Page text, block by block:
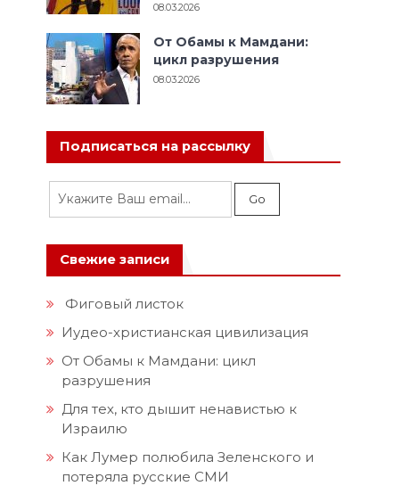
08.03.2026
От Обамы к Мамдани:
цикл разрушения
08.03.2026
Подписаться на рассылку
Свежие записи
Фиговый листок
Иудео-христианская цивилизация
От Обамы к Мамдани: цикл
разрушения
Для тех, кто дышит ненавистью к
Израилю
Как Лумер полюбила Зеленского и
потеряла русские СМИ